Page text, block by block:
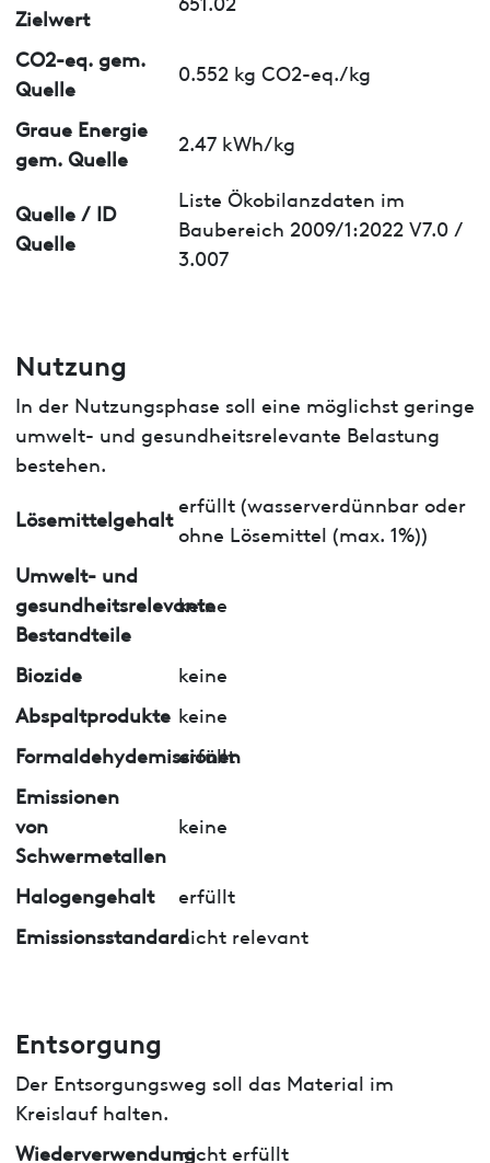
Zielwert
CO2-eq. gem.
Quelle
0.552 kg CO2-eq./kg
Graue Energie
gem. Quelle
2.47 kWh/kg
Quelle / ID
Quelle
Liste Ökobilanzdaten im
Baubereich 2009/1:2022 V7.0 /
3.007
Nutzung
In der Nutzungsphase soll eine möglichst geringe
umwelt- und gesundheitsrelevante Belastung
bestehen.
Lösemittelgehalt
erfüllt (wasserverdünnbar oder
ohne Lösemittel (max. 1%))
Umwelt- und
gesundheitsrelevante
Bestandteile
keine
Biozide
keine
Abspaltprodukte keine
Formaldehydemissionen
erfüllt
Emissionen
von
Schwermetallen
keine
Halogengehalt
erfüllt
Emissionsstandardnicht relevant
Entsorgung
Der Entsorgungsweg soll das Material im
Kreislauf halten.
Wiederverwendungnicht erfüllt